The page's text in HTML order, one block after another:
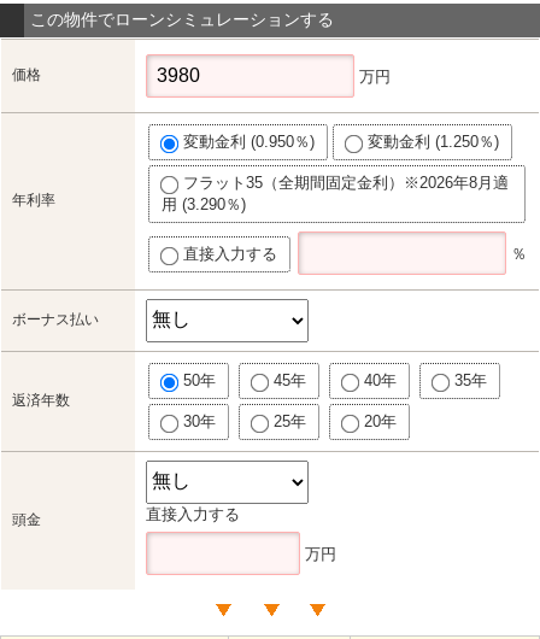
この物件でローンシミュレーションする
価格 万円
年利率
変動金利 (0.950％) 変動金利 (1.250％)
フラット35（全期間固定金利）※2026年8月適
用 (3.290％)
直接入力する ％
ボーナス払い
返済年数
50年 45年 40年 35年
30年 25年 20年
頭金 直接入力する
万円